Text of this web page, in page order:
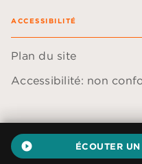
play_circle_filled ÉCOUTER
ACCESSIBILITÉ
Plan du site
Accessibilité: non
Données personnelles